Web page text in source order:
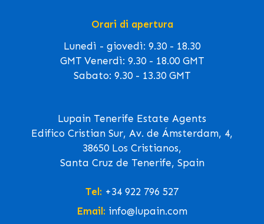
Orari di apertura
Lunedì - giovedì: 9.30 - 18.30
GMT Venerdì: 9.30 - 18.00 GMT
Sabato: 9.30 - 13.30 GMT
Lupain Tenerife Estate Agents
Edifico Cristian Sur, Av. de Ámsterdam, 4,
38650 Los Cristianos,
Santa Cruz de Tenerife, Spain
Tel: +34 922 796 527
Email: info@lupain.com